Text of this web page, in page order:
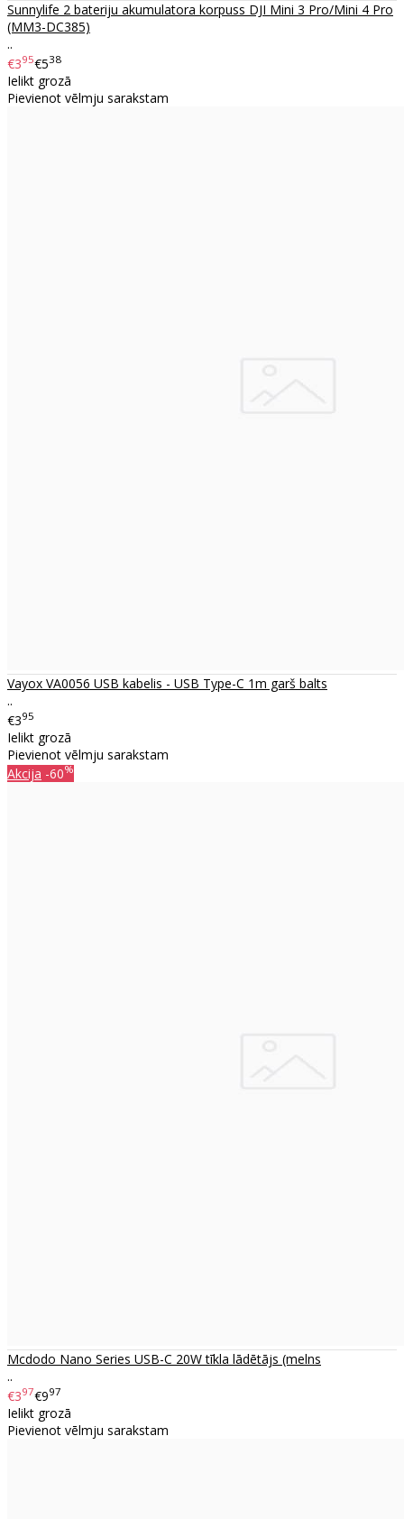
Sunnylife 2 bateriju akumulatora korpuss DJI Mini 3 Pro/Mini 4 Pro
(MM3-DC385)
..
€395€538
Ielikt grozā
Pievienot vēlmju sarakstam
Vayox VA0056 USB kabelis - USB Type-C 1m garš balts
..
€395
Ielikt grozā
Pievienot vēlmju sarakstam
Akcija -60%
Mcdodo Nano Series USB-C 20W tīkla lādētājs (melns
..
€397€997
Ielikt grozā
Pievienot vēlmju sarakstam